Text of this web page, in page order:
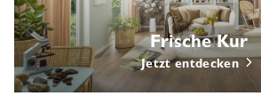
Frische Kur
Jetzt entdecken